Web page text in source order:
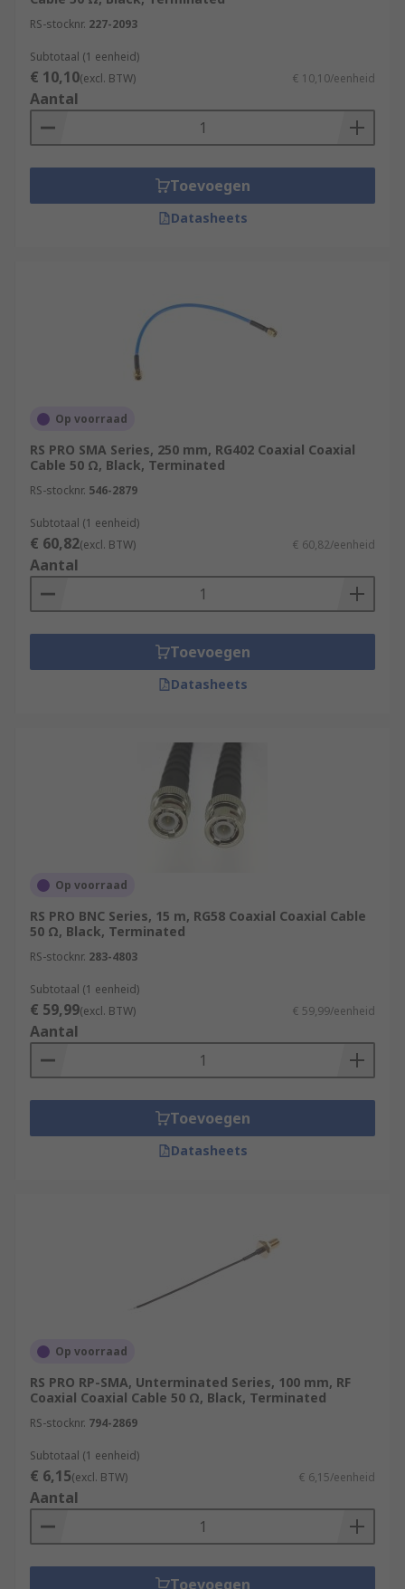
RS-stocknr. 227-2093
Subtotaal (1 eenheid)
€ 10,10(excl. BTW) € 10,10/eenheid
Aantal
Toevoegen
Datasheets
Op voorraad
RS PRO SMA Series, 250 mm, RG402 Coaxial Coaxial
Cable 50 Ω, Black, Terminated
RS-stocknr. 546-2879
Subtotaal (1 eenheid)
€ 60,82(excl. BTW) € 60,82/eenheid
Aantal
Toevoegen
Datasheets
Op voorraad
RS PRO BNC Series, 15 m, RG58 Coaxial Coaxial Cable
50 Ω, Black, Terminated
RS-stocknr. 283-4803
Subtotaal (1 eenheid)
€ 59,99(excl. BTW) € 59,99/eenheid
Aantal
Toevoegen
Datasheets
Op voorraad
RS PRO RP-SMA, Unterminated Series, 100 mm, RF
Coaxial Coaxial Cable 50 Ω, Black, Terminated
RS-stocknr. 794-2869
Subtotaal (1 eenheid)
€ 6,15(excl. BTW) € 6,15/eenheid
Aantal
Toevoegen